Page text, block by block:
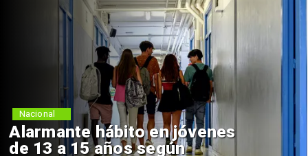
Alarmante hábito en jóvenes
de 13 a 15 años según
Nacional